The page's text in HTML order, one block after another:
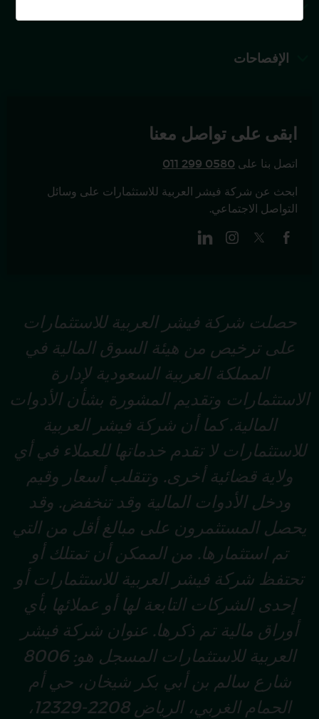
الإفصاحات
ابقى على تواصل معنا
اتصل بنا على 011 299 0580
ابحث عن شركة فيشر العربية للاستثمارات على وسائل
التواصل الاجتماعي.
حصلت شركة فيشر العربية للاستثمارات
على ترخيص من هيئة السوق المالية في
المملكة العربية السعودية لإدارة
الاستثمارات وتقديم المشورة بشأن الأدوات
المالية. كما أن شركة فيشر العربية
للاستثمارات لا تقدم خدماتها للعملاء في أي
ولاية قضائية أخرى. وتتقلب أسعار وقيم
ودخل الأدوات المالية وقد تنخفض. وقد
يحصل المستثمرون على مبالغ أقل من التي
تم استثمارها. من الممكن أن تمتلك أو
تحتفظ شركة فيشر العربية للاستثمارات أو
إحدى الشركات التابعة لها أو عملائها بأي
أوراق مالية تم ذكرها. عنوان شركة فيشر
العربية للاستثمارات المسجل هو: 8006
شارع سالم بن أبي بكر شيخان، حي أم
الحمام الغربي، الرياض 2208-12329،